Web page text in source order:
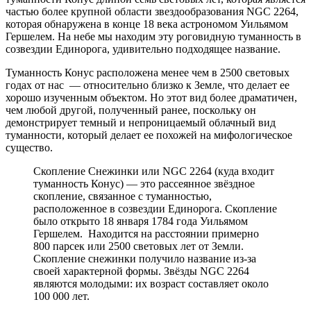
частью более крупной области звездообразования NGC 2264,
которая обнаружена в конце 18 века астрономом Уильямом
Гершелем. На небе мы находим эту роговидную туманность в
созвездии Единорога, удивительно подходящее название.
Туманность Конус расположена менее чем в 2500 световых
годах от нас — относительно близко к Земле, что делает ее
хорошо изученным объектом. Но этот вид более драматичен,
чем любой другой, полученный ранее, поскольку он
демонстрирует темный и непроницаемый облачный вид
туманности, который делает ее похожей на мифологическое
существо.
Скопление Снежинки или NGC 2264 (куда входит
туманность Конус) — это рассеянное звёздное
скопление, связанное с туманностью,
расположенное в созвездии Единорога. Скопление
было открыто 18 января 1784 года Уильямом
Гершелем. Находится на расстоянии примерно
800 парсек или 2500 световых лет от Земли.
Скопление снежинки получило название из-за
своей характерной формы. Звёзды NGC 2264
являются молодыми: их возраст составляет около
100 000 лет.